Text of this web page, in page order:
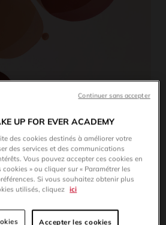
votre formation MAKE UP
avec le CPF ?
UP FOR EVER ACADEMY
des cookies destinés à améliorer votre
des services et des communications
Vous pouvez accepter ces cookies en
» ou cliquer sur « Paramétrer les
Si vous souhaitez obtenir plus
utilisés, cliquez ici
Accepter les cookies
Continuer sans accepter